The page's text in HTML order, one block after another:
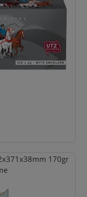
170gr